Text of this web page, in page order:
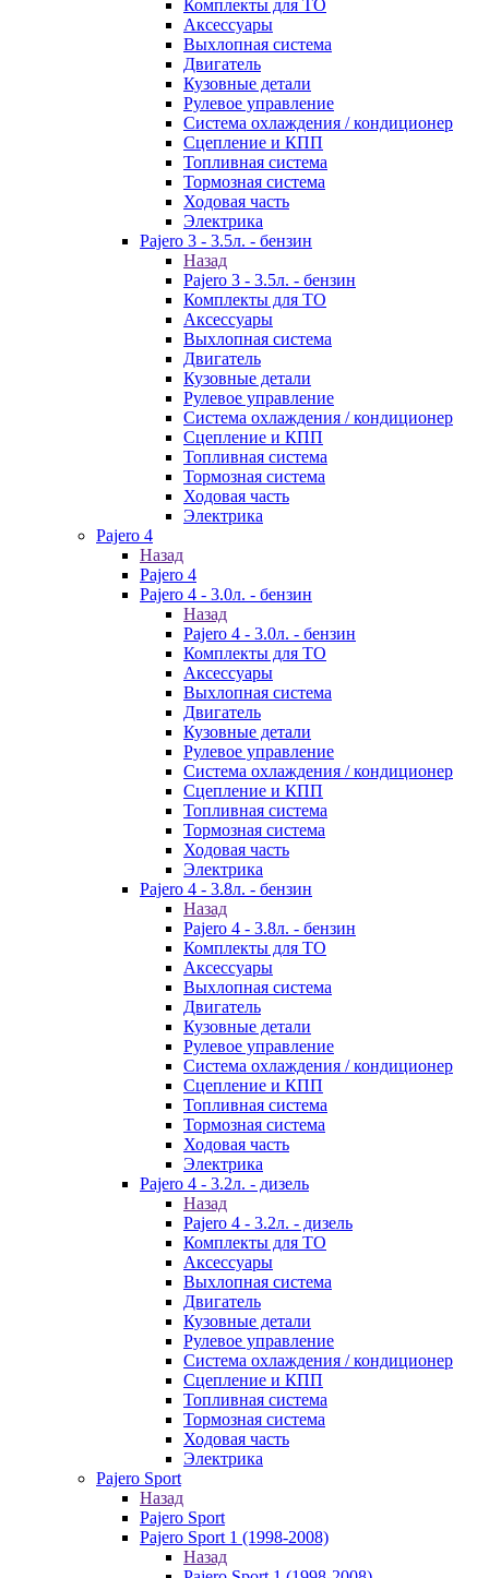
Комплекты для ТО
Аксессуары
Выхлопная система
Двигатель
Кузовные детали
Рулевое управление
Система охлаждения / кондиционер
Сцепление и КПП
Топливная система
Тормозная система
Ходовая часть
Электрика
Pajero 3 - 3.5л. - бензин
Назад
Pajero 3 - 3.5л. - бензин
Комплекты для ТО
Аксессуары
Выхлопная система
Двигатель
Кузовные детали
Рулевое управление
Система охлаждения / кондиционер
Сцепление и КПП
Топливная система
Тормозная система
Ходовая часть
Электрика
Pajero 4
Назад
Pajero 4
Pajero 4 - 3.0л. - бензин
Назад
Pajero 4 - 3.0л. - бензин
Комплекты для ТО
Аксессуары
Выхлопная система
Двигатель
Кузовные детали
Рулевое управление
Система охлаждения / кондиционер
Сцепление и КПП
Топливная система
Тормозная система
Ходовая часть
Электрика
Pajero 4 - 3.8л. - бензин
Назад
Pajero 4 - 3.8л. - бензин
Комплекты для ТО
Аксессуары
Выхлопная система
Двигатель
Кузовные детали
Рулевое управление
Система охлаждения / кондиционер
Сцепление и КПП
Топливная система
Тормозная система
Ходовая часть
Электрика
Pajero 4 - 3.2л. - дизель
Назад
Pajero 4 - 3.2л. - дизель
Комплекты для ТО
Аксессуары
Выхлопная система
Двигатель
Кузовные детали
Рулевое управление
Система охлаждения / кондиционер
Сцепление и КПП
Топливная система
Тормозная система
Ходовая часть
Электрика
Pajero Sport
Назад
Pajero Sport
Pajero Sport 1 (1998-2008)
Назад